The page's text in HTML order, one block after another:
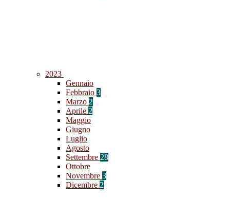
2023
Gennaio
Febbraio 3
Marzo 2
Aprile 2
Maggio
Giugno
Luglio
Agosto
Settembre 28
Ottobre
Novembre 3
Dicembre 2